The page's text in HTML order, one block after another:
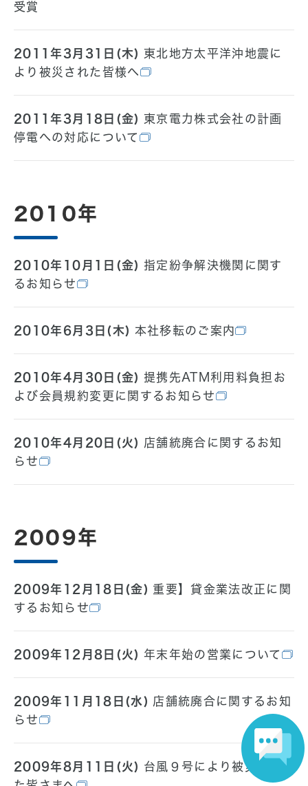
受賞
2011年3月31日(木) 東北地方太平洋沖地震に
より被災された皆様へ
2011年3月18日(金) 東京電力株式会社の計画
停電への対応について
2010年
2010年10月1日(金) 指定紛争解決機関に関す
るお知らせ
2010年6月3日(木) 本社移転のご案内
2010年4月30日(金) 提携先ATM利用料負担お
よび会員規約変更に関するお知らせ
2010年4月20日(火) 店舗統廃合に関するお知
らせ
2009年
2009年12月18日(金) 重要】貸金業法改正に関
するお知らせ
2009年12月8日(火) 年末年始の営業について
2009年11月18日(水) 店舗統廃合に関するお知
らせ
2009年8月11日(火) 台風９号により被災され